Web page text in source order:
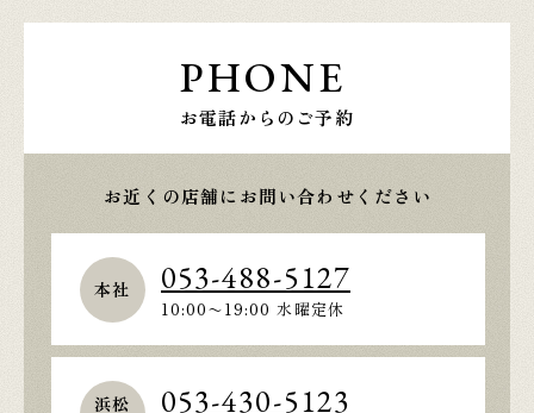
PHONE
お電話からのご予約
お近くの店舗にお問い合わせください
本社 053-488-5127
10:00〜19:00 水曜定休
浜松
053-430-5123